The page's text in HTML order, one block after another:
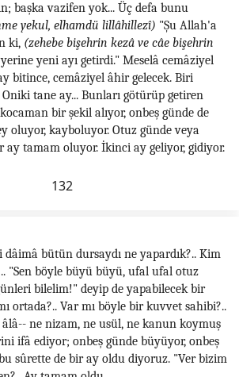
başka vazifen yok... Üç defa bunu
yekul, elhamdü lillâhillezî) "Şu Allah'a
ki, (zehebe bişehrin kezâ ve câe bişehrin
yeni ayı getirdi." Meselâ cemâziyel
bitince, cemâziyel âhir gelecek. Biri
tane ay... Bunları götürüp getiren
bir şekil alıyor, onbeş günde de
oluyor, kayboluyor. Otuz günde veya
ay tamam oluyor. İkinci ay geliyor, gidiyor.
132
dâimâ bütün dursaydı ne yapardık?.. Kim
"Sen böyle büyü büyü, ufal ufal otuz
bilelim!" deyip de yapabilecek bir
ortada?.. Var mı böyle bir kuvvet sahibi?..
ne nizam, ne usül, ne kanun koymuş
ifâ ediyor; onbeş günde büyüyor, onbeş
sûrette de bir ay oldu diyoruz. "Ver bizim